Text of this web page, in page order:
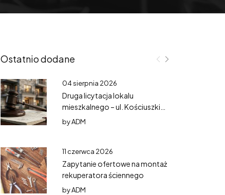
Ostatnio dodane
04 sierpnia 2026
Druga licytacja lokalu
mieszkalnego – ul. Kościuszki
3/3
byADM
11 czerwca 2026
Zapytanie ofertowe na montaż
rekuperatora ściennego
byADM